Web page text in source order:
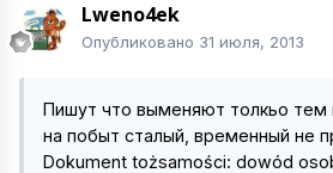
Lweno4ek
Опубликовано 31 июля, 2013
Пишут что выменяют толкьо тем
на побыт сталый, временный не
Dokument tożsamości: dowód